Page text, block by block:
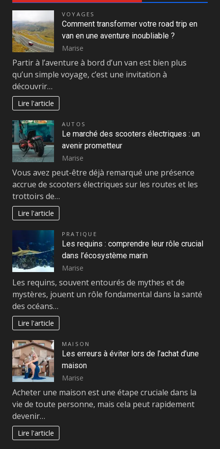
VOYAGES
Comment transformer votre road trip en
van en une aventure inoubliable ?
Marise
Partir à l’aventure à bord d’un van est bien plus
qu’un simple voyage, c’est une invitation à
découvrir…
Lire l'article
AUTOS
Le marché des scooters électriques : un
avenir prometteur
Marise
Vous avez peut-être déjà remarqué une présence
accrue de scooters électriques sur les routes et les
trottoirs de…
Lire l'article
PRATIQUE
Les requins : comprendre leur rôle crucial
dans l’écosystème marin
Marise
Les requins, souvent entourés de mythes et de
mystères, jouent un rôle fondamental dans la santé
des océans…
Lire l'article
MAISON
Les erreurs à éviter lors de l’achat d’une
maison
Marise
Acheter une maison est une étape cruciale dans la
vie de toute personne, mais cela peut rapidement
devenir…
Lire l'article